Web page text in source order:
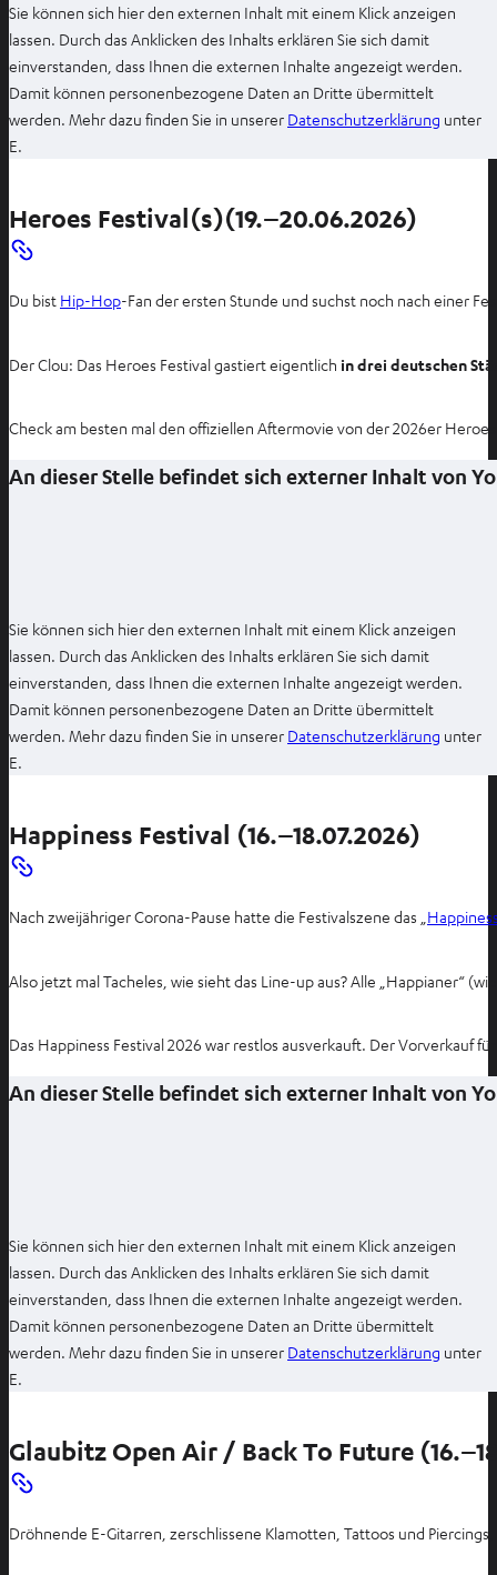
Sie können sich hier den externen Inhalt mit einem Klick anzeigen
lassen. Durch das Anklicken des Inhalts erklären Sie sich damit
einverstanden, dass Ihnen die externen Inhalte angezeigt werden.
Damit können personenbezogene Daten an Dritte übermittelt
werden. Mehr dazu finden Sie in unserer Datenschutzerklärung
T
b
e
unter
E.
Heroes Festival(s)(19.–20.06.2026)
Du bist Hip-Hop-Fan der ersten Stunde und suchst noch nach einer
Der Clou: Das Heroes Festival gastiert eigentlich in drei deutschen
Check am besten mal den offiziellen Aftermovie von der 2026er
An dieser Stelle befindet sich externer Inhalt von
Sie können sich hier den externen Inhalt mit einem Klick anzeigen
lassen. Durch das Anklicken des Inhalts erklären Sie sich damit
einverstanden, dass Ihnen die externen Inhalte angezeigt werden.
Damit können personenbezogene Daten an Dritte übermittelt
werden. Mehr dazu finden Sie in unserer Datenschutzerklärung
T
f
e
unter
E.
Happiness Festival (16.–18.07.2026)
Nach zweijähriger Corona-Pause hatte die Festivalszene das „
Also jetzt mal Tacheles, wie sieht das Line-up aus? Alle „Happianer“
Das Happiness Festival 2026 war restlos ausverkauft. Der Vorverkauf
An dieser Stelle befindet sich externer Inhalt von
Sie können sich hier den externen Inhalt mit einem Klick anzeigen
lassen. Durch das Anklicken des Inhalts erklären Sie sich damit
einverstanden, dass Ihnen die externen Inhalte angezeigt werden.
Damit können personenbezogene Daten an Dritte übermittelt
werden. Mehr dazu finden Sie in unserer Datenschutzerklärung
u
T
unter
E.
Glaubitz Open Air / Back To Future
Dröhnende E-Gitarren, zerschlissene Klamotten, Tattoos und